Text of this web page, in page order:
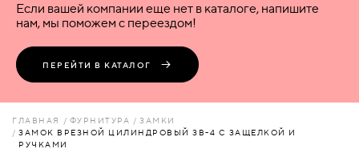
ПЕРЕГОРОДКИ
АКСЕССУАРЫ
Если вашей компании еще нет в каталоге, напишите
нам, мы поможем с переездом!
ПЕРЕЙТИ В КАТАЛОГ
ГЛАВНАЯ ФУРНИТУРА
ЗАМКИ
ЗАМОК ВРЕЗНОЙ ЦИЛИНДРОВЫЙ ЗВ-4 С ЗАЩЕЛКОЙ И
РУЧКАМИ